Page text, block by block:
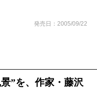
発売日：2005/09/22
”を、作家・藤沢